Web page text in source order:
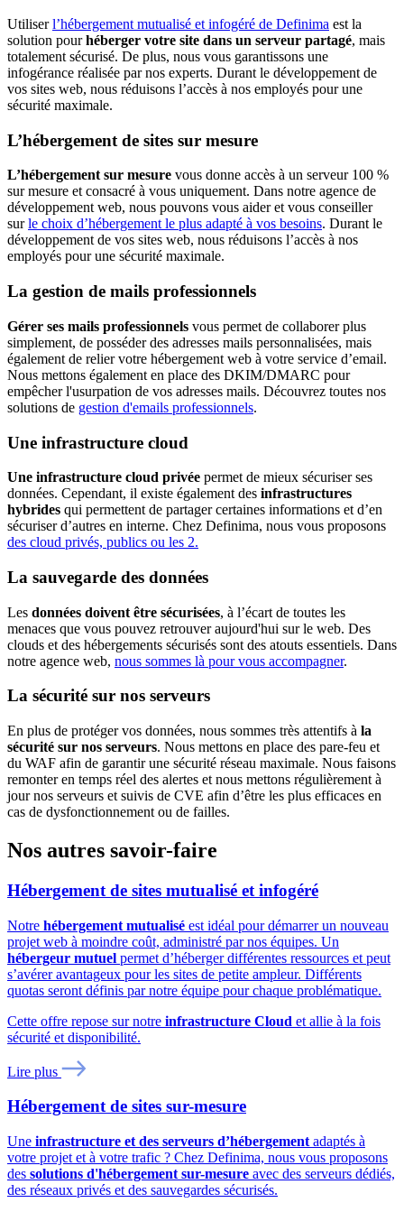
Utiliserl’hébergement mutualisé et infogéré de Definima est la
solution pourhéberger votre site dans un serveur partagé, mais
totalement sécurisé. De plus, nous vous garantissons une
infogérance réalisée par nos experts. Durant le développement de
vos sites web, nous réduisons l’accès à nos employés pour une
sécurité maximale.
L’hébergement de sites sur mesure
L’hébergement sur mesure vous donne accès à un serveur 100 %
sur mesure et consacré à vous uniquement. Dans notre agence de
développement web, nous pouvons vous aider et vous conseiller
surle choix d’hébergement le plus adapté à vos besoins. Durant le
développement de vos sites web, nous réduisons l’accès à nos
employés pour une sécurité maximale.
La gestion de mails professionnels
Gérer ses mails professionnels vous permet de collaborer plus
simplement, de posséder des adresses mails personnalisées, mais
également de relier votre hébergement web à votre service d’email.
Nous mettons également en place des DKIM/DMARC pour
empêcher l'usurpation de vos adresses mails. Découvrez toutes nos
solutions de gestion d'emails professionnels.
Une infrastructure cloud
Une infrastructure cloud privée permet de mieux sécuriser ses
données. Cependant, il existe également des infrastructures
hybrides qui permettent de partager certaines informations et d’en
sécuriser d’autres en interne. Chez Definima, nous vous proposons
des cloud privés, publics ou les 2.
La sauvegarde des données
Les données doivent être sécurisées, à l’écart de toutes les
menaces que vous pouvez retrouver aujourd'hui sur le web. Des
clouds et des hébergements sécurisés sont des atouts essentiels. Dans
notre agence web, nous sommes là pour vous accompagner.
La sécurité sur nos serveurs
En plus de protéger vos données, nous sommes très attentifs à la
sécurité sur nos serveurs. Nous mettons en place des pare-feu et
du WAF afin de garantir une sécurité réseau maximale. Nous faisons
remonter en temps réel des alertes et nous mettons régulièrement à
jour nos serveurs et suivis de CVE afin d’être les plus efficaces en
cas de dysfonctionnement ou de failles.
Nos autres savoir-faire
Hébergement de sites mutualisé et infogéré
Notre hébergement mutualisé est idéal pour démarrer un nouveau
projet web à moindre coût, administré par nos équipes. Un
hébergeur mutuel permet d’héberger différentes ressources et peut
s’avérer avantageux pour les sites de petite ampleur. Différents
quotas seront définis par notre équipe pour chaque problématique.
Cette offre repose sur notre infrastructure Cloud et allie à la fois
sécurité et disponibilité.
Lire plus
Hébergement de sites sur-mesure
Une infrastructure et des serveurs d’hébergement adaptés à
votre projet et à votre trafic ? Chez Definima, nous vous proposons
des solutions d'hébergement sur-mesure avec des serveurs dédiés,
des réseaux privés et des sauvegardes sécurisés.